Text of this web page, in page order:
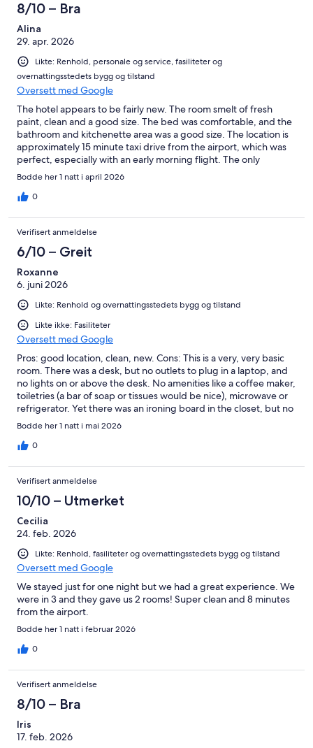
8/10 – Bra
Alina
29. apr. 2026
Likte: Renhold, personale og service, fasiliteter og
overnattingsstedets bygg og tilstand
Oversett med Google
The hotel appears to be fairly new. The room smelt of fresh
paint, clean and a good size. The bed was comfortable, and the
bathroom and kitchenette area was a good size. The location is
approximately 15 minute taxi drive from the airport, which was
perfect, especially with an early morning flight. The only
disappointment is no onsite restaurant. Recommendations were
suggested by hotel staff, with a mobile pizza stand just next
door. If arriving late at night and travelling alone, you won't have
Bodde her 1 natt i april 2026
0
Verifisert anmeldelse
6/10 – Greit
Roxanne
6. juni 2026
Likte: Renhold og overnattingsstedets bygg og tilstand
Likte ikke: Fasiliteter
Oversett med Google
Pros: good location, clean, new. Cons: This is a very, very basic
room. There was a desk, but no outlets to plug in a laptop, and
no lights on or above the desk. No amenities like a coffee maker,
toiletries (a bar of soap or tissues would be nice), microwave or
refrigerator. Yet there was an ironing board in the closet, but no
iron, and there was an ice maker in the hallway, but no ice
dining suggestions they said to use Google maps! Breakfast was
Bodde her 1 natt i mai 2026
0
Verifisert anmeldelse
10/10 – Utmerket
Cecilia
24. feb. 2026
Likte: Renhold, fasiliteter og overnattingsstedets bygg og tilstand
Oversett med Google
We stayed just for one night but we had a great experience. We
were in 3 and they gave us 2 rooms! Super clean and 8 minutes
from the airport.
Bodde her 1 natt i februar 2026
0
Verifisert anmeldelse
8/10 – Bra
Iris
17. feb. 2026